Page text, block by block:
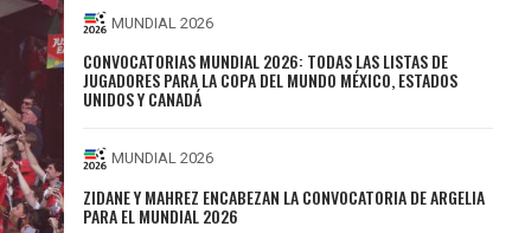
MUNDIAL 2026
CONVOCATORIAS MUNDIAL 2026: TODAS LAS LISTAS DE
JUGADORES PARA LA COPA DEL MUNDO MÉXICO, ESTADOS
UNIDOS Y CANADÁ
MUNDIAL 2026
ZIDANE Y MAHREZ ENCABEZAN LA CONVOCATORIA DE ARGELIA
PARA EL MUNDIAL 2026